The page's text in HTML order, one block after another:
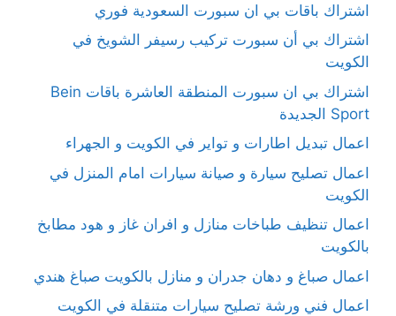
اشتراك باقات بي ان سبورت السعودية فوري
اشتراك بي أن سبورت تركيب رسيفر الشويخ في
الكويت
اشتراك بي ان سبورت المنطقة العاشرة باقات Bein
Sport الجديدة
اعمال تبديل اطارات و تواير في الكويت و الجهراء
اعمال تصليح سيارة و صيانة سيارات امام المنزل في
الكويت
اعمال تنظيف طباخات منازل و افران غاز و هود مطابخ
بالكويت
اعمال صباغ و دهان جدران و منازل بالكويت صباغ هندي
اعمال فني ورشة تصليح سيارات متنقلة في الكويت